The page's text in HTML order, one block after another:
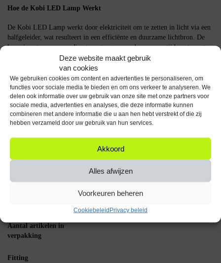
Deze website maakt gebruik
van cookies
We gebruiken cookies om content en advertenties te personaliseren, om
functies voor sociale media te bieden en om ons verkeer te analyseren. We
delen ook informatie over uw gebruik van onze site met onze partners voor
sociale media, advertenties en analyses, die deze informatie kunnen
combineren met andere informatie die u aan hen hebt verstrekt of die zij
hebben verzameld door uw gebruik van hun services.
Akkoord
Alles afwijzen
Voorkeuren beheren
Cookiebeleid Privacy beleid
Hoe de Kobi LED Lamp Werkt
De Kobi LED Lamp werkt door elektriciteit om te zetten in licht via een
halfgeleider, wat resulteert in een efficiënte en duurzame lichtbron. De
lamp is ontworpen om direct aan te gaan zonder opwarmtijd, wat zorgt
voor onmiddellijke verlichting.
Belangrijke Specificaties
Vermogen: 13W
Lichtopbrengst: 1350 lumen
Kleurtemperatuur: 6000K
Spanning: 230V
Fitting: E27
De Kobi LED Lamp E27 13W is een praktische en efficiënte keuze voor
Aantal artikelen in
verpakking
Fitting